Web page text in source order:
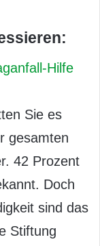
Hilfe
Sie es
gesamten
42 Prozent
Doch
sind das
Stiftung